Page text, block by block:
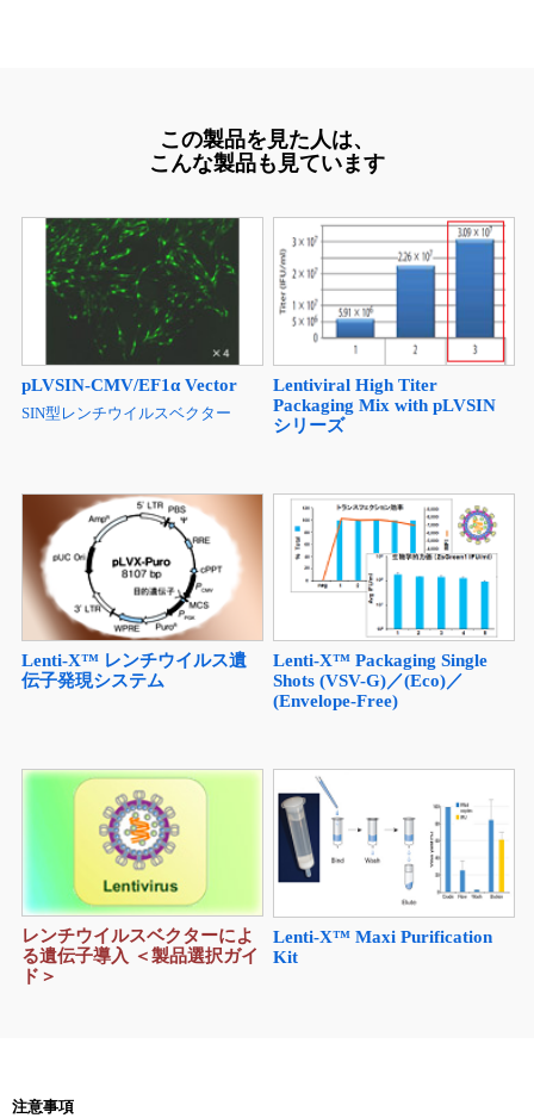
この製品を見た人は、
こんな製品も見ています
pLVSIN-CMV/EF1α Vector
SIN型レンチウイルスベクター
Lentiviral High Titer
Packaging Mix with pLVSIN
シリーズ
Lenti-X™ レンチウイルス遺
伝子発現システム
Lenti-X™ Packaging Single
Shots (VSV-G)／(Eco)／
(Envelope-Free)
レンチウイルスベクターによ
る遺伝子導入 ＜製品選択ガイ
ド＞
Lenti-X™ Maxi Purification
Kit
注意事項